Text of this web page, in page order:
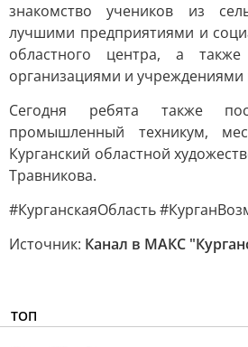
знакомство учеников из
лучшими предприятиями и
областного центра, а также
организациями и учреждениями
Сегодня ребята также
промышленный техникум,
Курганский областной
Травникова.
#КурганскаяОбласть
Источник: Канал в МАКС
ТОП